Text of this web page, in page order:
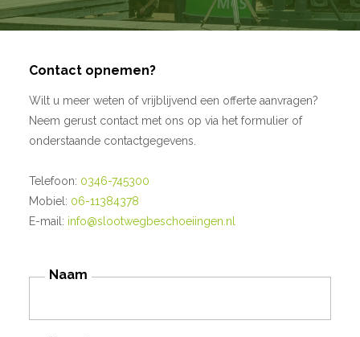
Naam
Contact opnemen?
Wilt u meer weten of vrijblijvend een offerte aanvragen?
Neem gerust contact met ons op via het formulier of
onderstaande contactgegevens.
Telefoon: 0346-745300
Mobiel: 06-11384378
E-mail: info@slootwegbeschoeiingen.nl